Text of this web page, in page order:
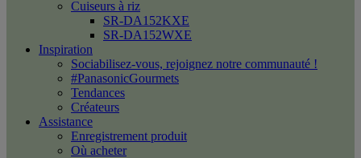
Cuiseurs à riz
SR-DA152KXE
SR-DA152WXE
Inspiration
Sociabilisez-vous, rejoignez notre communauté !
#PanasonicGourmets
Tendances
Créateurs
Assistance
Enregistrement produit
Où acheter